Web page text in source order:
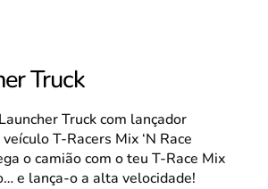
Truck
Truck com lançador
T-Racers Mix ‘N Race
o camião com o teu T-Race Mix
e lança-o a alta velocidade!